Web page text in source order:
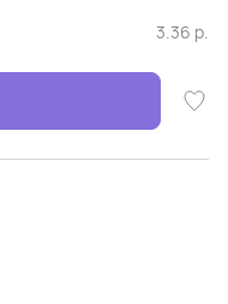
3.36 р.